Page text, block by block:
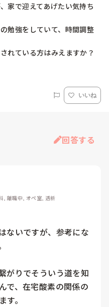
家で迎えてあげたい気持ち
勉強をしていて、時間調整
れている方はみえますか？
いいね
回答する
, 離職中, オペ室, 透析
ないですが、参考にな
がりでそういう道を知
で、在宅酸素の関係の
。